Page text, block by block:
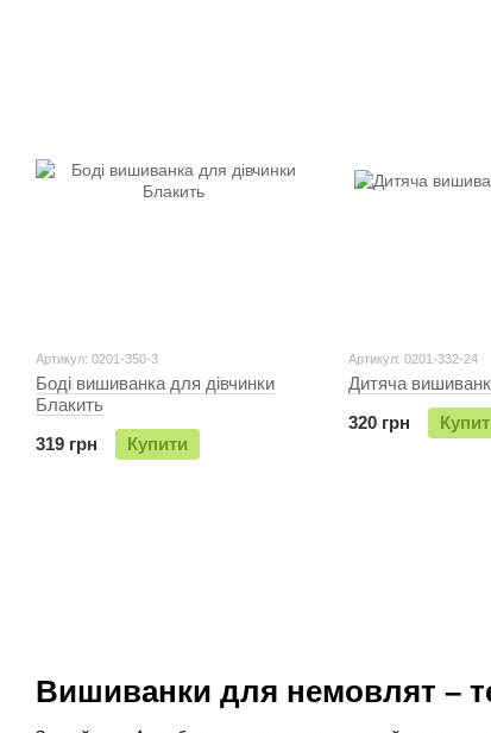
Вишиванки для немовлят –
Артикул: 0201-350-3
Бодi вишиванка для дiвчинки
Блакить
319 грн
Купити
Артикул: 0201-332-24
Дитяча
320 грн